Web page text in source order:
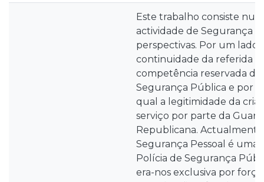
Este trabalho consiste
actividade de Segurança
perspectivas. Por um lado
continuidade da referida
competência reservada da
Segurança Pública e por
qual a legitimidade da
serviço por parte da
Republicana.
Segurança Pessoal é uma
Polícia de Segurança
era-nos exclusiva por